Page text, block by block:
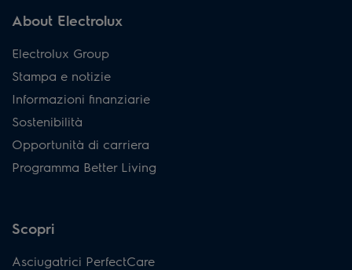
About Electrolux
Electrolux Group
Stampa e notizie
Informazioni finanziarie
Sostenibilità
Opportunità di carriera
Programma Better Living
Scopri
Asciugatrici PerfectCare